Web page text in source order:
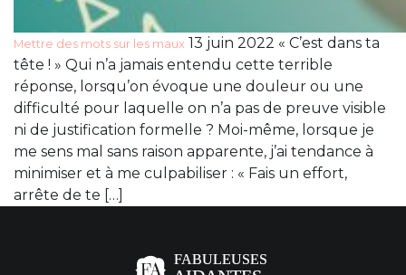
Mettre des mots sur les maux 13 juin 2022 « C’est dans ta
tête ! » Qui n’a jamais entendu cette terrible
réponse, lorsqu’on évoque une douleur ou une
difficulté pour laquelle on n’a pas de preuve visible
ni de justification formelle ? Moi-même, lorsque je
me sens mal sans raison apparente, j’ai tendance à
minimiser et à me culpabiliser : « Fais un effort,
arrête de te […]